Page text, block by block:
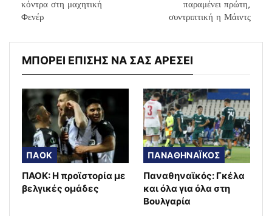
κόντρα στη μαχητική
Φενέρ
παραμένει πρώτη,
συντριπτική η Μάιντς
ΜΠΟΡΕΙ ΕΠΙΣΗΣ ΝΑ ΣΑΣ ΑΡΕΣΕΙ
ΠΑΟΚ
ΠΑΟΚ: Η προϊστορία με
βελγικές ομάδες
ΠΑΝΑΘΗΝΑΪΚΟΣ
Παναθηναϊκός: Γκέλα
και όλα για όλα στη
Βουλγαρία